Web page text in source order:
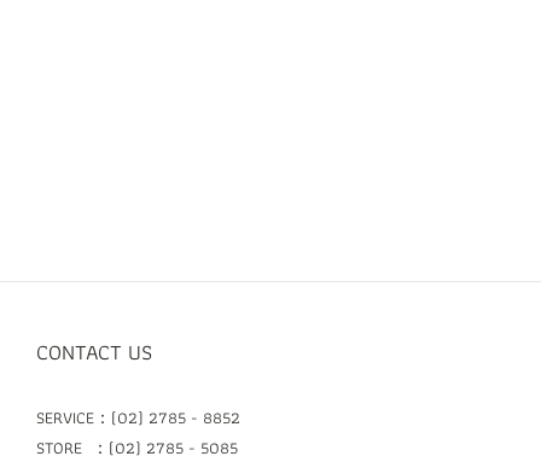
CONTACT US
SERVICE：(02) 2785 - 8852
STORE ：(02) 2785 - 5085